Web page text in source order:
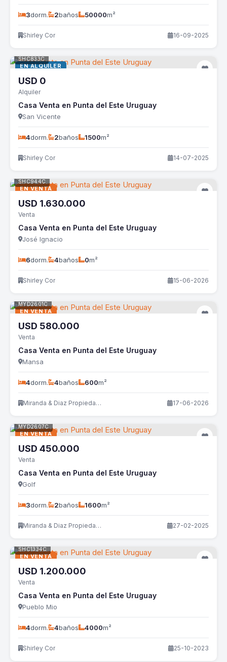
3dorm. 2baños 50000m²
Shirley Cor 16-09-2025
EN ALQUILER
SHC833C
USD 0
Alquiler
Casa Venta en Punta del Este Uruguay
San Vicente
4dorm. 2baños 1500m²
Shirley Cor 14-07-2025
EN VENTA
SHC944C
USD 1.630.000
Venta
Casa Venta en Punta del Este Uruguay
José Ignacio
6dorm. 4baños 0m²
Shirley Cor 15-06-2026
EN VENTA
MYD2601C
USD 580.000
Venta
Casa Venta en Punta del Este Uruguay
Mansa
4dorm. 4baños 600m²
Miranda & Diaz Propiedades 17-06-2026
EN VENTA
MYD2607C
USD 450.000
Venta
Casa Venta en Punta del Este Uruguay
Golf
3dorm. 2baños 1600m²
Miranda & Diaz Propiedades 27-02-2025
EN VENTA
SHC1334C
USD 1.200.000
Venta
Casa Venta en Punta del Este Uruguay
Pueblo Mio
4dorm. 4baños 4000m²
Shirley Cor 25-10-2023